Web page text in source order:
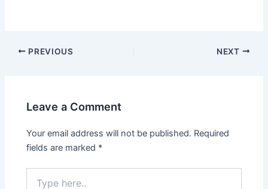
Post
PREVIOUS NEXT
Leave a Comment
Your email address will not be published. Required
fields are marked *
here..